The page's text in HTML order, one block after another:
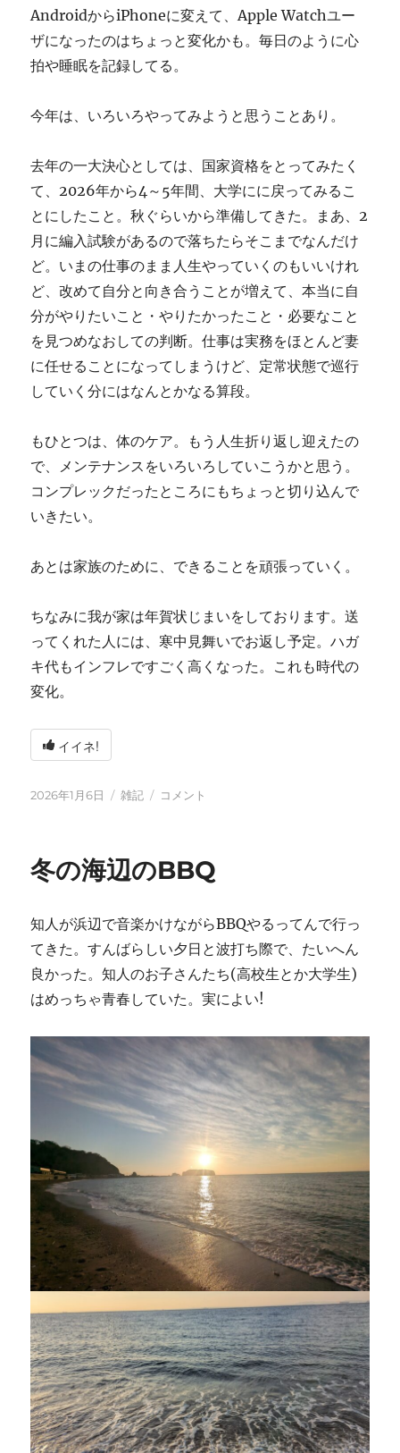
AndroidからiPhoneに変えて、Apple Watchユー
ザになったのはちょっと変化かも。毎日のように心
拍や睡眠を記録してる。
今年は、いろいろやってみようと思うことあり。
去年の一大決心としては、国家資格をとってみたく
て、2026年から4～5年間、大学にに戻ってみるこ
とにしたこと。秋ぐらいから準備してきた。まあ、2
月に編入試験があるので落ちたらそこまでなんだけ
ど。いまの仕事のまま人生やっていくのもいいけれ
ど、改めて自分と向き合うことが増えて、本当に自
分がやりたいこと・やりたかったこと・必要なこと
を見つめなおしての判断。仕事は実務をほとんど妻
に任せることになってしまうけど、定常状態で巡行
していく分にはなんとかなる算段。
もひとつは、体のケア。もう人生折り返し迎えたの
で、メンテナンスをいろいろしていこうかと思う。
コンプレックだったところにもちょっと切り込んで
いきたい。
あとは家族のために、できることを頑張っていく。
ちなみに我が家は年賀状じまいをしております。送
ってくれた人には、寒中見舞いでお返し予定。ハガ
キ代もインフレですごく高くなった。これも時代の
変化。
イイネ!
投
2026年1月6日
カ
ー
雑記
2026
コメント
冬の海辺のBBQ
知人が浜辺で音楽かけながらBBQやるってんで行っ
てきた。すんばらしい夕日と波打ち際で、たいへん
良かった。知人のお子さんたち(高校生とか大学生)
はめっちゃ青春していた。実によい!